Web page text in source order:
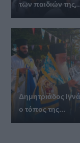
των παιδιών
Δημητριάδος
ο τόπος της...